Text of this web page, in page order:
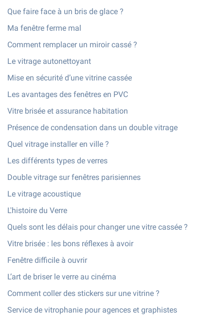
Que faire face à un bris de glace ?
Ma fenêtre ferme mal
Comment remplacer un miroir cassé ?
Le vitrage autonettoyant
Mise en sécurité d’une vitrine cassée
Les avantages des fenêtres en PVC
Vitre brisée et assurance habitation
Présence de condensation dans un double vitrage
Quel vitrage installer en ville ?
Les différents types de verres
Double vitrage sur fenêtres parisiennes
Le vitrage acoustique
L'histoire du Verre
Quels sont les délais pour changer une vitre cassée ?
Vitre brisée : les bons réflexes à avoir
Fenêtre difficile à ouvrir
L’art de briser le verre au cinéma
Comment coller des stickers sur une vitrine ?
Service de vitrophanie pour agences et graphistes